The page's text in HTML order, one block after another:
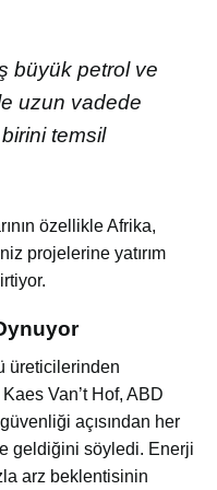
büyük petrol ve
uzun vadede
temsil
özellikle Afrika,
projelerine yatırım
üreticilerinden
Van’t Hof, ABD
açısından her
geldiğini söyledi. Enerji
arz beklentisinin